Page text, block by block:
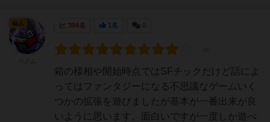
394名 1名
箱の様相や開始時点ではSFチックだけど話によ
ってはファンタジーになる不思議なゲームいく
つかの拡張を遊びましたが基本が一番出来が良
いように思います。面白いですが一度しか遊べ
仙人